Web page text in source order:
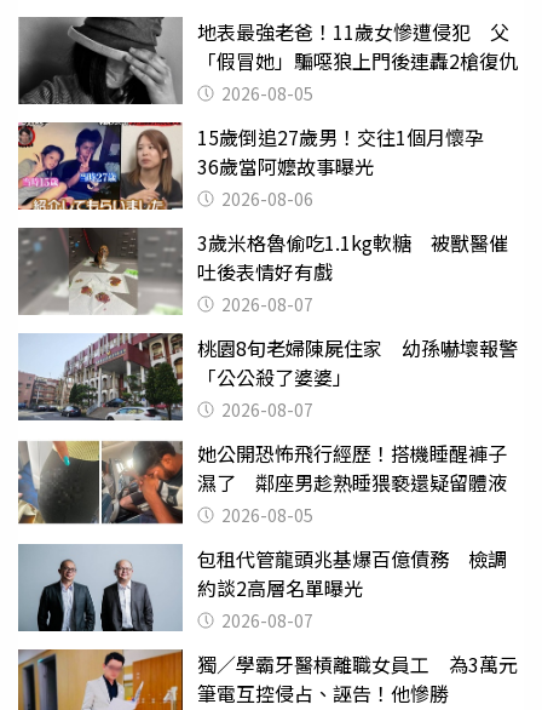
地表最強老爸！11歲女慘遭侵犯 父
「假冒她」騙噁狼上門後連轟2槍復仇
2026-08-05
15歲倒追27歲男！交往1個月懷孕
36歲當阿嬤故事曝光
2026-08-06
3歲米格魯偷吃1.1kg軟糖 被獸醫催
吐後表情好有戲
2026-08-07
桃園8旬老婦陳屍住家 幼孫嚇壞報警
「公公殺了婆婆」
2026-08-07
她公開恐怖飛行經歷！搭機睡醒褲子
濕了 鄰座男趁熟睡猥褻還疑留體液
2026-08-05
包租代管龍頭兆基爆百億債務 檢調
約談2高層名單曝光
2026-08-07
獨／學霸牙醫槓離職女員工 為3萬元
筆電互控侵占、誣告！他慘勝